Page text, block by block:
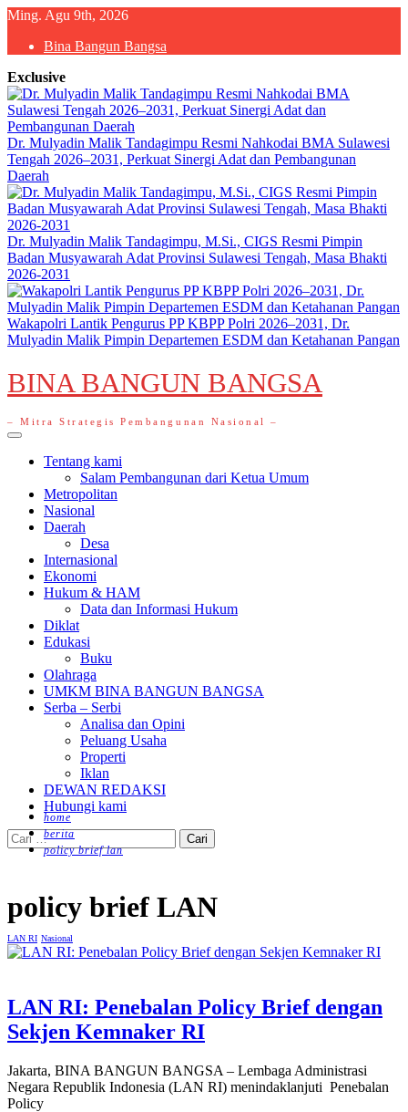
Skip
content
Ming. Agu 9th, 2026
Bina Bangun Bangsa
Exclusive
Dr. Mulyadin Malik Tandagimpu Resmi Nahkodai BMA Sulawesi
Tengah 2026–2031, Perkuat Sinergi Adat dan Pembangunan
Daerah
Dr. Mulyadin Malik Tandagimpu, M.Si., CIGS Resmi Pimpin
Badan Musyawarah Adat Provinsi Sulawesi Tengah, Masa Bhakti
2026-2031
Wakapolri Lantik Pengurus PP KBPP Polri 2026–2031, Dr.
Mulyadin Malik Pimpin Departemen ESDM dan Ketahanan Pangan
BINA BANGUN BANGSA
– Mitra Strategis Pembangunan Nasional –
Primary
Tentang kami
Salam Pembangunan dari Ketua Umum
Metropolitan
Nasional
Daerah
Desa
Internasional
Ekonomi
Hukum & HAM
Data dan Informasi Hukum
Diklat
Edukasi
Buku
Olahraga
UMKM BINA BANGUN BANGSA
Serba – Serbi
Analisa dan Opini
Peluang Usaha
Properti
Iklan
DEWAN REDAKSI
Hubungi kami
Cari
untuk:
home
berita
policy brief lan
policy brief LAN
LAN RI Nasional
LAN RI: Penebalan Policy Brief dengan
Sekjen Kemnaker RI
Jakarta, BINA BANGUN BANGSA – Lembaga Administrasi
Negara Republik Indonesia (LAN RI) menindaklanjuti Penebalan
Policy